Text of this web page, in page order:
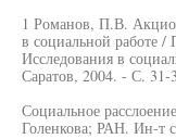
1 Романов, П.В.
в социальной работе
Исследования в
Саратов, 2004. - С. 31-
Социальное
Голенкова; РАН. Ин-т